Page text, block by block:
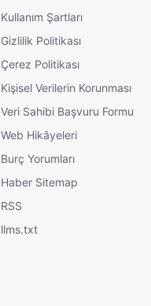
Kullanım Şartları
Gizlilik Politikası
Çerez Politikası
Kişisel Verilerin Korunması
Veri Sahibi Başvuru Formu
Web Hikâyeleri
Burç Yorumları
Haber Sitemap
RSS
llms.txt